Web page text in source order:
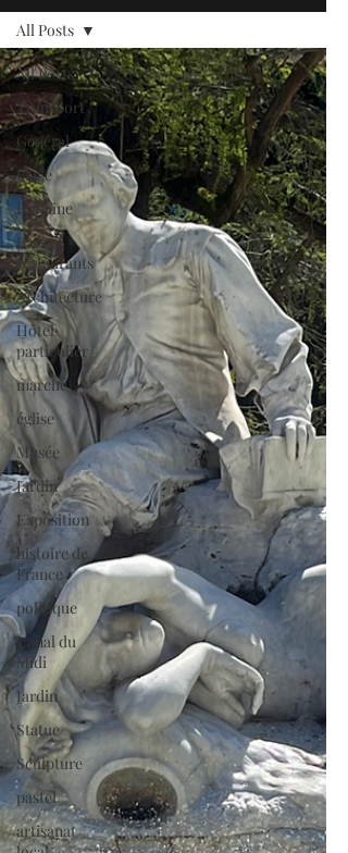
All Posts
Transport
Général
Place
fontaine
Bars et
restaurants
Architecture
Hôtel
particulier
marché
église
Musée
Jardin
Exposition
histoire de
France
politique
Canal du
Midi
Jardin
Statue
Sculpture
pastel
artisanat
All Posts